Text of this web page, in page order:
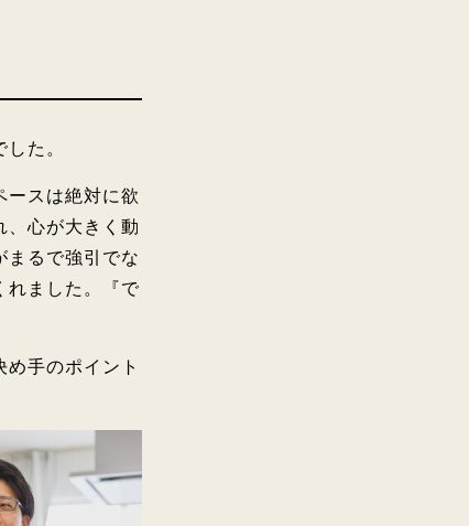
た。
ースは絶対に欲
、心が大きく動
まるで強引でな
れました。『で
手のポイント